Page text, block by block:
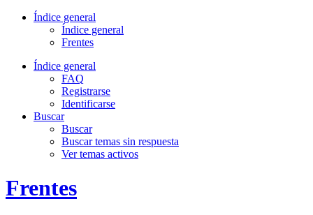
Índice general
Índice general
Frentes
Índice general
FAQ
Registrarse
Identificarse
Buscar
Buscar
Buscar temas sin respuesta
Ver temas activos
Frentes